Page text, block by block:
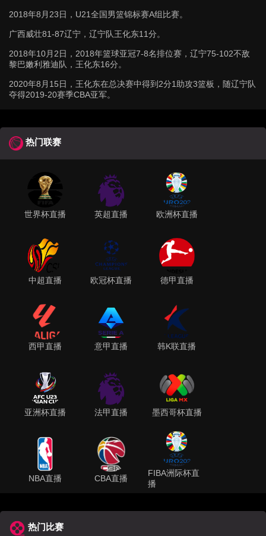
2018年8月23日，U21全国男篮锦标赛A组比赛。
广西威壮81-87辽宁，辽宁队王化东11分。
2018年10月2日，2018年篮球亚冠7-8名排位赛，辽宁75-102不敌
黎巴嫩利雅迪队，王化东16分。
2020年8月15日，王化东在总决赛中得到2分1助攻3篮板，随辽宁队
夺得2019-20赛季CBA亚军。
热门联赛
世界杯直播 英超直播 欧洲杯直播
中超直播 欧冠杯直播 德甲直播
西甲直播 意甲直播 韩K联直播
亚洲杯直播 法甲直播 墨西哥杯直播
NBA直播 CBA直播
FIBA洲际杯直
播
热门比赛